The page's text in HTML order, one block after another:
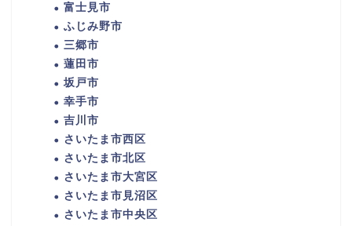
富士見市
ふじみ野市
三郷市
蓮田市
坂戸市
幸手市
吉川市
さいたま市西区
さいたま市北区
さいたま市大宮区
さいたま市見沼区
さいたま市中央区